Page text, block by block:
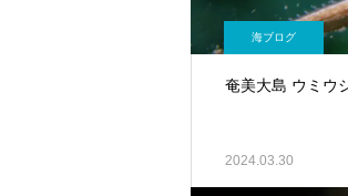
海ブログ
奄美大島 ウミウ
2024.03.30